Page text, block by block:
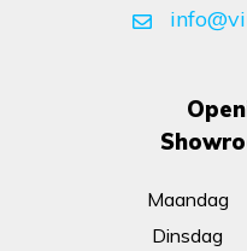
Maandag
Dinsdag